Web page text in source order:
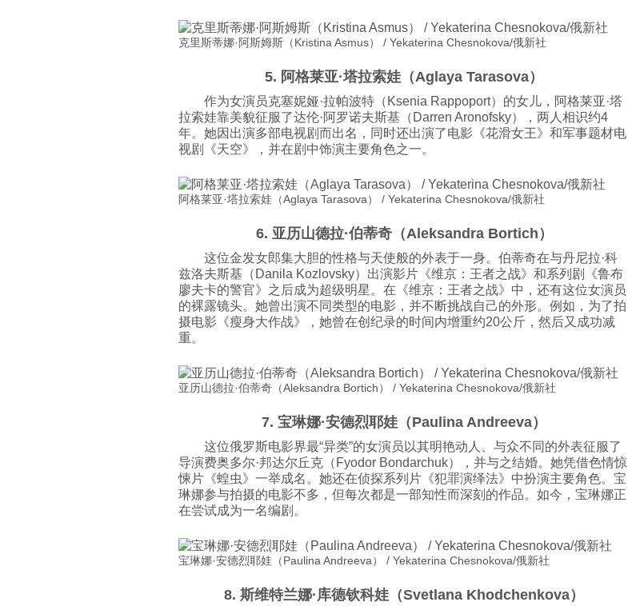
克里斯蒂娜·阿斯姆斯（Kristina Asmus） / Yekaterina Chesnokova/俄新社
5. 阿格莱亚·塔拉索娃（Aglaya Tarasova）
作为女演员克塞妮娅·拉帕波特（Ksenia Rappoport）的女儿，阿格莱亚·塔
拉索娃靠美貌征服了达伦·阿罗诺夫斯基（Darren Aronofsky），两人相识约4
年。她因出演多部电视剧而出名，同时还出演了电影《花滑女王》和军事题材电
视剧《天空》，并在剧中饰演主要角色之一。
阿格莱亚·塔拉索娃（Aglaya Tarasova） / Yekaterina Chesnokova/俄新社
6. 亚历山德拉·伯蒂奇（Aleksandra Bortich）
这位金发女郎集大胆的性格与天使般的外表于一身。伯蒂奇在与丹尼拉·科
兹洛夫斯基（Danila Kozlovsky）出演影片《维京：王者之战》和系列剧《鲁布
廖夫卡的警官》之后成为超级明星。在《维京：王者之战》中，还有这位女演员
的裸露镜头。她曾出演不同类型的电影，并不断挑战自己的外形。例如，为了拍
摄电影《瘦身大作战》，她曾在创纪录的时间内增重约20公斤，然后又成功减
重。
亚历山德拉·伯蒂奇（Aleksandra Bortich） / Yekaterina Chesnokova/俄新社
7. 宝琳娜·安德烈耶娃（Paulina Andreeva）
这位俄罗斯电影界最“异类”的女演员以其明艳动人、与众不同的外表征服了
导演费奥多尔·邦达尔丘克（Fyodor Bondarchuk），并与之结婚。她凭借色情惊
悚片《蝗虫》一举成名。她还在侦探系列片《犯罪演绎法》中扮演主要角色。宝
琳娜参与拍摄的电影不多，但每次都是一部知性而深刻的作品。如今，宝琳娜正
在尝试成为一名编剧。
宝琳娜·安德烈耶娃（Paulina Andreeva） / Yekaterina Chesnokova/俄新社
8. 斯维特兰娜·库德钦科娃（Svetlana Khodchenkova）